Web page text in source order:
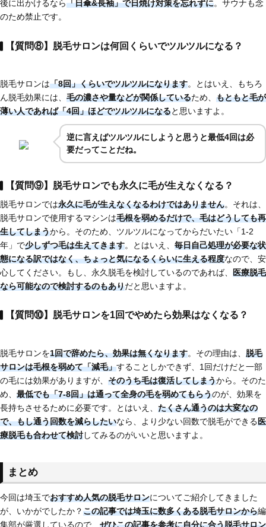
後に出かけるなら「日傘&長袖」で日焼け対策を忘れずに。サウナも念
のため禁止です。
【質問⑧】脱毛サロンは何回くらいでツルツルになる？
脱毛サロンは「8回」くらいでツルツルになります。とはいえ、もちろ
ん脱毛効果には、 毛の濃さや量などが関係しているため、 もともと毛が
薄い人であれば「4回」ほどでツルツルになると思いますよ。
逆に言えばツルツルにしようと思うと最低4回は必
要だってことだね。
【質問⑨】脱毛サロンでも永久に毛が生えなくなる？
脱毛サロンでは永久に毛が生えなくなるわけではありません。それは、
脱毛サロンで使用するマシンは毛根を弱めるだけで、毛はどうしても再
生してしまうから。そのため、ツルツルになってからだいたい「1-2
年」で少しずつ毛は生えてきます。とはいえ、 毎日自己処理が必要な状
態になる訳ではなく、ちょっと気になるくらいに生える程度なので、安
心してください。もし、永久脱毛を検討しているのであれば、 医療脱毛
なら可能なので検討するのもありだと思いますよ。
【質問⑩】脱毛サロンを1回でやめたら効果はなくなる？
脱毛サロンを1回で辞めたら、効果は無くなります。その理由は、 脱毛
サロンは毛根を弱めて「減毛」することしかできず、1回だけだと一部
の毛には効果がありますが、 そのうち毛は復活してしまうから。そのた
め、 最低でも「7-8回」は通って全身の毛を弱めてもらうのが、効果を
長持ちさせるために必要です。とはいえ、 たくさん通うのは大変なの
で、もし通う回数を減らしたいなら、より少ない回数で脱毛ができる医
療脱毛も合わせて検討してみるのがいいと思いますよ。
まとめ
今回は埼玉でおすすめ人気の脱毛サロンについてご紹介してきました
が、いかがでしたか？この記事では埼玉に数多くある脱毛サロンから編
集部が厳選しているので、 ぜひこの記事を参考に自分に合う脱毛サロン